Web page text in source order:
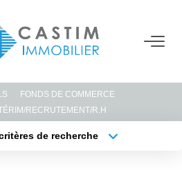
ESTIMER
FONDS DE COMMERCE
RECRUTEMENT/R.H
de recherche